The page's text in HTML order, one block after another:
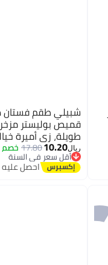
شبيلي طقم فستان
قميص بوليستر
طويلة، زي أميرة
والعروض المدرسية
ريال10.20
17.80 خصم 42%
أقل سعر في السنة
أقل سعر في السنة
احصل